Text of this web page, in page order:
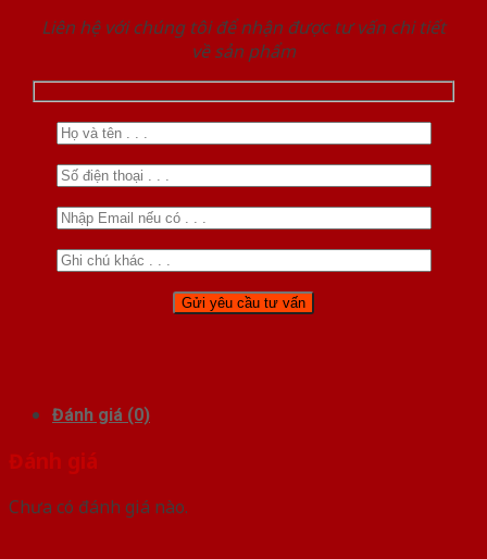
Liên hệ với chúng tôi để nhận được tư vấn chi tiết
về sản phẩm
Đánh giá (0)
Đánh giá
Chưa có đánh giá nào.